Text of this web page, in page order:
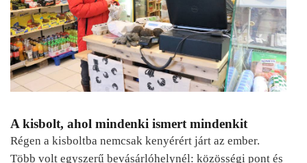
A kisbolt, ahol mindenki ismert mindenkit
Régen a kisboltba nemcsak kenyérért járt az ember.
Több volt egyszerű bevásárlóhelynél: közösségi pont és